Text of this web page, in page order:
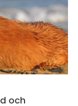
och